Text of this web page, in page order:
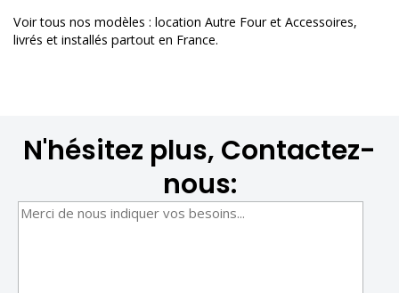
Voir tous nos modèles : location Autre Four et Accessoires,
livrés et installés partout en France.
N'hésitez plus, Contactez-
nous: